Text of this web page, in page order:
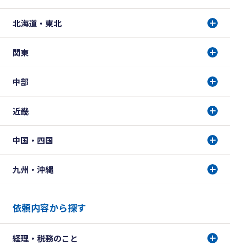
北海道・東北
関東
中部
近畿
中国・四国
九州・沖縄
依頼内容から探す
経理・税務のこと